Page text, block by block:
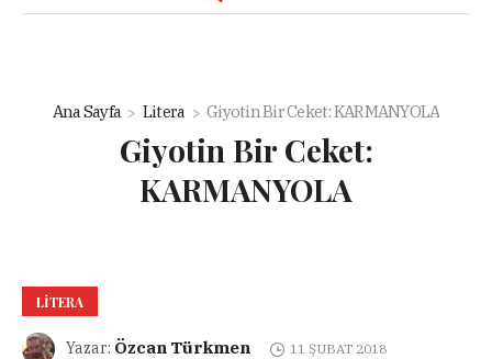
Ana Sayfa Litera Giyotin Bir Ceket: KARMANYOLA
Giyotin Bir Ceket:
KARMANYOLA
LITERA
Yazar: Özcan Türkmen 11 ŞUBAT 2018